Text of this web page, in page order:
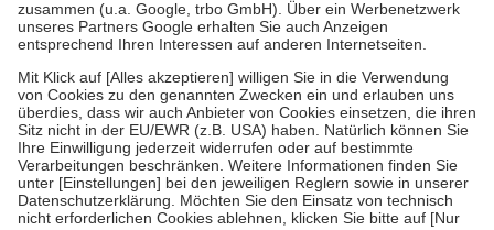
Verordnung.
Um das Engagement der Versicherten für ihre eigene Gesundheit zu
stärken und die besondere Stellung der Familie zu unterstützen,
fallenkeine Zuzahlungenan bei:
• Kindern und Jugendlichen bis zum vollendeten 18. Lebensjahr
mit Ausnahme der Fahrkosten
• Untersuchungen zur Vorsorge und Früherkennung, die von der
GKV getragen werden
• empfohlenen Schutzimpfungen
• Harn- und Blutteststreifen